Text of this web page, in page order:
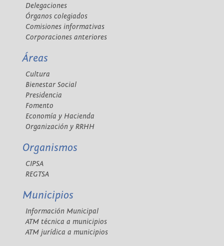
Delegaciones
Órganos colegiados
Comisiones informativas
Corporaciones anteriores
Áreas
Cultura
Bienestar Social
Presidencia
Fomento
Economía y Hacienda
Organización y RRHH
Organismos
CIPSA
REGTSA
Municipios
Información Municipal
ATM técnica a municipios
ATM jurídica a municipios